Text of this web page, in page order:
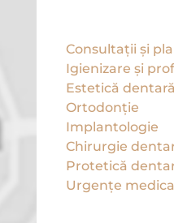
Consultații și
Igienizare și
Estetică dentară
Ortodonție
Implantologie
Chirurgie
Protetică
Urgențe